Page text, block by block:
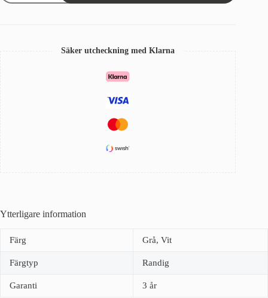
5167/97
Säker utcheckning med Klarna
Ytterligare information
Färg Grå, Vit
Färgtyp Randig
Garanti 3 år